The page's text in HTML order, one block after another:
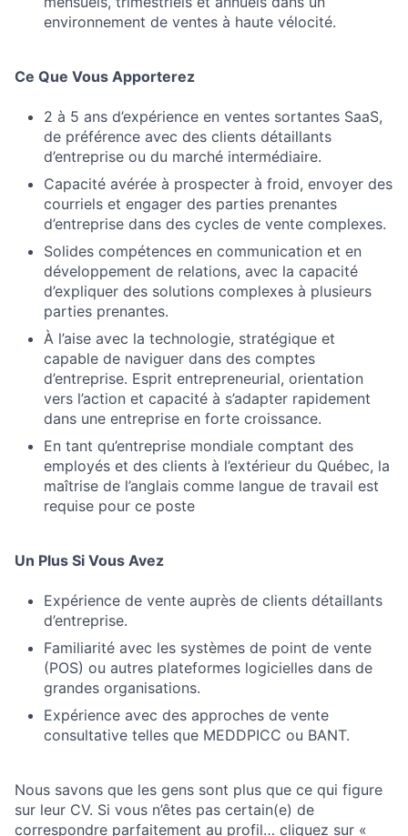
environnement de ventes à haute vélocité.
Ce Que Vous Apporterez
2 à 5 ans d’expérience en ventes sortantes SaaS,
de préférence avec des clients détaillants
d’entreprise ou du marché intermédiaire.
Capacité avérée à prospecter à froid, envoyer des
courriels et engager des parties prenantes
d’entreprise dans des cycles de vente complexes.
Solides compétences en communication et en
développement de relations, avec la capacité
d’expliquer des solutions complexes à plusieurs
parties prenantes.
À l’aise avec la technologie, stratégique et
capable de naviguer dans des comptes
d’entreprise. Esprit entrepreneurial, orientation
vers l’action et capacité à s’adapter rapidement
dans une entreprise en forte croissance.
En tant qu’entreprise mondiale comptant des
employés et des clients à l’extérieur du Québec, la
maîtrise de l’anglais comme langue de travail est
requise pour ce poste
Un Plus Si Vous Avez
Expérience de vente auprès de clients détaillants
d’entreprise.
Familiarité avec les systèmes de point de vente
(POS) ou autres plateformes logicielles dans de
grandes organisations.
Expérience avec des approches de vente
consultative telles que MEDDPICC ou BANT.
Nous savons que les gens sont plus que ce qui figure
sur leur CV. Si vous n’êtes pas certain(e) de
correspondre parfaitement au profil… cliquez sur «